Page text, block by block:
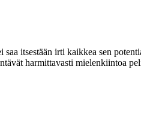
itsestään irti kaikkea sen
harmittavasti mielenkiintoa